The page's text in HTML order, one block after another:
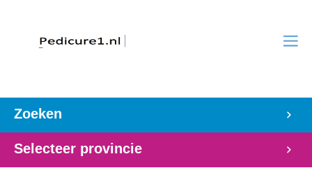
Zoeken
Selecteer provincie